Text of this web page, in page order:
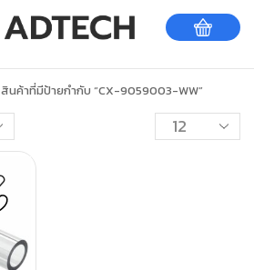
สินค้าที่มีป้ายกำกับ “CX-9059003-WW”